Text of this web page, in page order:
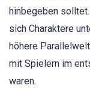
hinbegeben
sich Charaktere
höhere
mit Spielern im
waren.